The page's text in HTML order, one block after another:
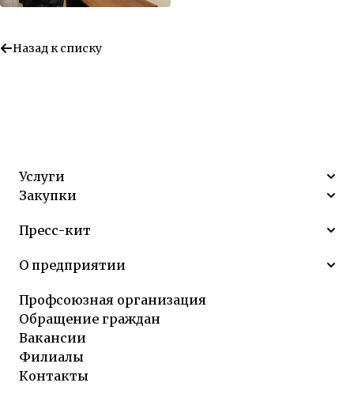
Назад к списку
Услуги
Закупки
Пресс-кит
О предприятии
Профсоюзная организация
Обращение граждан
Вакансии
Филиалы
Контакты